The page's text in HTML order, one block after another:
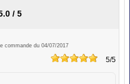
/ 5
commande du 04/07/2017
5/5